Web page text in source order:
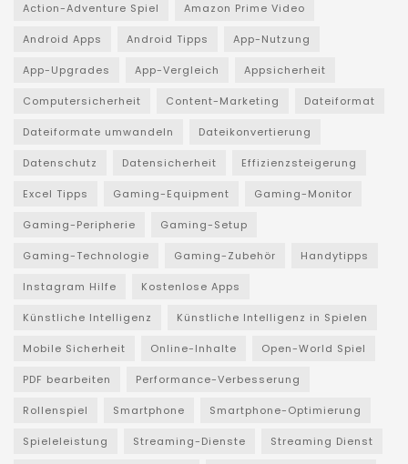
Action-Adventure Spiel Amazon Prime Video
Android Apps Android Tipps App-Nutzung
App-Upgrades App-Vergleich Appsicherheit
Computersicherheit Content-Marketing Dateiformat
Dateiformate umwandeln Dateikonvertierung
Datenschutz Datensicherheit Effizienzsteigerung
Excel Tipps Gaming-Equipment Gaming-Monitor
Gaming-Peripherie Gaming-Setup
Gaming-Technologie Gaming-Zubehör Handytipps
Instagram Hilfe Kostenlose Apps
Künstliche Intelligenz Künstliche Intelligenz in Spielen
Mobile Sicherheit Online-Inhalte Open-World Spiel
PDF bearbeiten Performance-Verbesserung
Rollenspiel Smartphone Smartphone-Optimierung
Spieleleistung Streaming-Dienste Streaming Dienst